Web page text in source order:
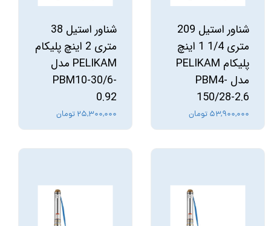
شناور استیل 209
متری 1/4 1 اینچ
پلیکام PELIKAM
مدل PBM4-
150/28-2.6
۵۳,۹۰۰,۰۰۰ تومان
شناور استیل 38
متری 2 اینچ پلیکام
PELIKAM مدل
PBM10-30/6-
0.92
۲۵,۳۰۰,۰۰۰ تومان